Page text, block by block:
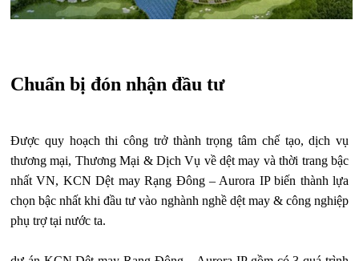
Chuẩn bị đón nhận đầu tư
Được quy hoạch thi công trở thành trọng tâm chế tạo, dịch vụ
thương mại, Thương Mại & Dịch Vụ về dệt may và thời trang bậc
nhất VN, KCN Dệt may Rạng Đông – Aurora IP biến thành lựa
chọn bậc nhất khi đầu tư vào nghành nghề dệt may & công nghiệp
phụ trợ tại nước ta.